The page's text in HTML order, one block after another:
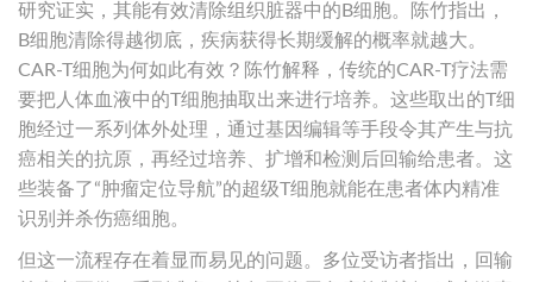
研究证实，其能有效清除组织脏器中的B细胞。陈竹指出，
B细胞清除得越彻底，疾病获得长期缓解的概率就越大。
CAR-T细胞为何如此有效？陈竹解释，传统的CAR-T疗法需
要把人体血液中的T细胞抽取出来进行培养。这些取出的T细
胞经过一系列体外处理，通过基因编辑等手段令其产生与抗
癌相关的抗原，再经过培养、扩增和检测后回输给患者。这
些装备了“肿瘤定位导航”的超级T细胞就能在患者体内精准
识别并杀伤癌细胞。
但这一流程存在着显而易见的问题。多位受访者指出，回输